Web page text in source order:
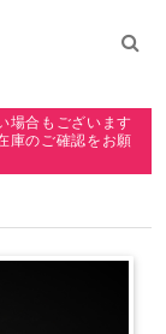
場合もございます
庫のご確認をお願